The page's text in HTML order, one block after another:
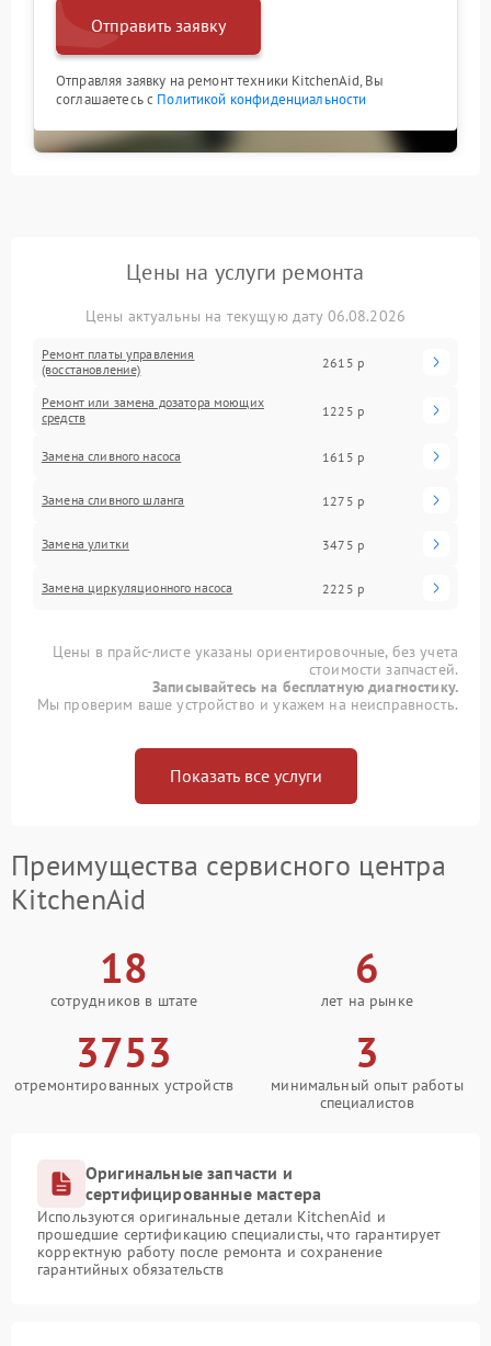
Отправить заявку
Отправляя заявку на ремонт техники KitchenAid, Вы
соглашаетесь с Политикой конфиденциальности
Цены на услуги ремонта
Цены актуальны на текущую дату 06.08.2026
Ремонт платы управления
(восстановление)
2615 р
Ремонт или замена дозатора моющих
средств
1225 р
Замена сливного насоса 1615 р
Замена сливного шланга 1275 р
Замена улитки 3475 р
Замена циркуляционного насоса 2225 р
Цены в прайс-листе указаны ориентировочные, без учета
стоимости запчастей.
Записывайтесь на бесплатную диагностику.
Мы проверим ваше устройство и укажем на неисправность.
Показать все услуги
Преимущества сервисного центра
KitchenAid
18
сотрудников в штате
6
лет на рынке
3753
отремонтированных устройств
3
минимальный опыт работы
специалистов
Оригинальные запчасти и
сертифицированные мастера
Используются оригинальные детали KitchenAid и
прошедшие сертификацию специалисты, что гарантирует
корректную работу после ремонта и сохранение
гарантийных обязательств